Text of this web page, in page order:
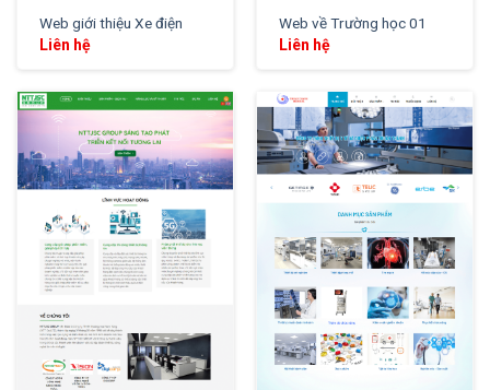
Web giới thiệu Xe điện
Liên hệ
Web về Trường học 01
Liên hệ
XEM THỬ